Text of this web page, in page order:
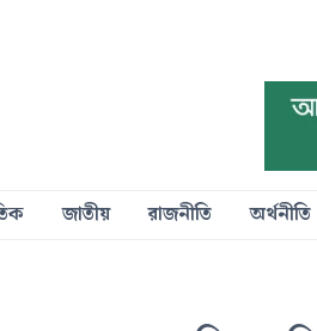
জাতীয় রাজনীতি অর্থনীতি